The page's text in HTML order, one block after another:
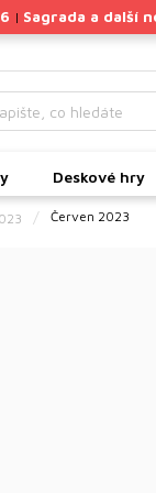
| Sagrada a další
Deskové hry
Červen 2023